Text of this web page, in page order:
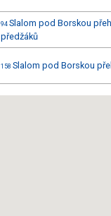
94 Slalom pod Borskou
předžáků
158 Slalom pod Borskou